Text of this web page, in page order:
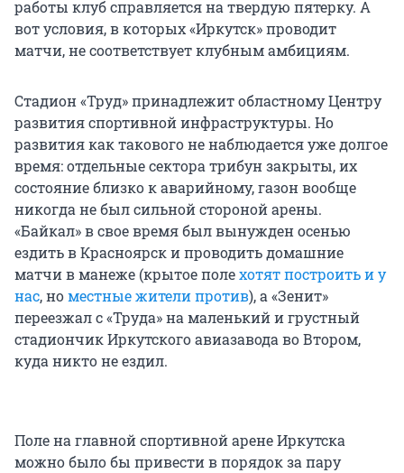
работы клуб справляется на твердую пятерку. А
вот условия, в которых «Иркутск» проводит
матчи, не соответствует клубным амбициям.
Стадион «Труд» принадлежит областному Центру
развития спортивной инфраструктуры. Но
развития как такового не наблюдается уже долгое
время: отдельные сектора трибун закрыты, их
состояние близко к аварийному, газон вообще
никогда не был сильной стороной арены.
«Байкал» в свое время был вынужден осенью
ездить в Красноярск и проводить домашние
матчи в манеже (крытое полехотят построить и у
нас, номестные жители против), а «Зенит»
переезжал с «Труда» на маленький и грустный
стадиончик Иркутского авиазавода во Втором,
куда никто не ездил.
Поле на главной спортивной арене Иркутска
можно было бы привести в порядок за пару